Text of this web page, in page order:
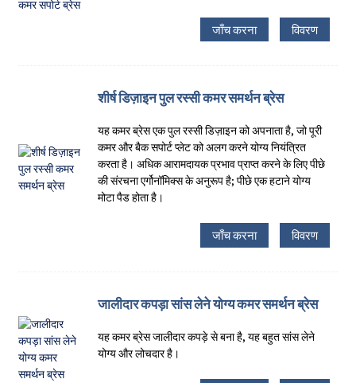
जाँच करना विवरण
शीर्ष डिज़ाइन पुल रस्सी कमर समर्थन ब्रेस
यह कमर ब्रेस एक पुल रस्सी डिज़ाइन को अपनाता है, जो पूरी
कमर और बैक सपोर्ट प्लेट को अलग करने योग्य नियंत्रित
करता है। अधिक आरामदायक प्रभाव प्राप्त करने के लिए पीछे
की संरचना एर्गोनॉमिक्स के अनुरूप है; पीछे एक हटाने योग्य
मोटा पैड होता है।
जाँच करना विवरण
जालीदार कपड़ा सांस लेने योग्य कमर समर्थन ब्रेस
यह कमर ब्रेस जालीदार कपड़े से बना है, यह बहुत सांस लेने
योग्य और लोचदार है।